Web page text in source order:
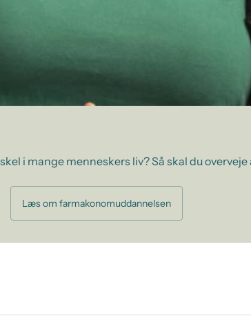
i mange menneskers liv? Så skal du
Læs om farmakonomuddannelsen